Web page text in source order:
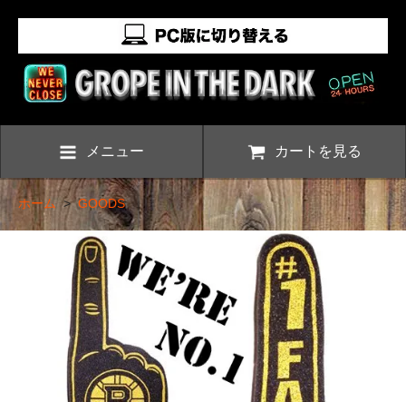
メニュー カートを見る
ホーム>GOODS